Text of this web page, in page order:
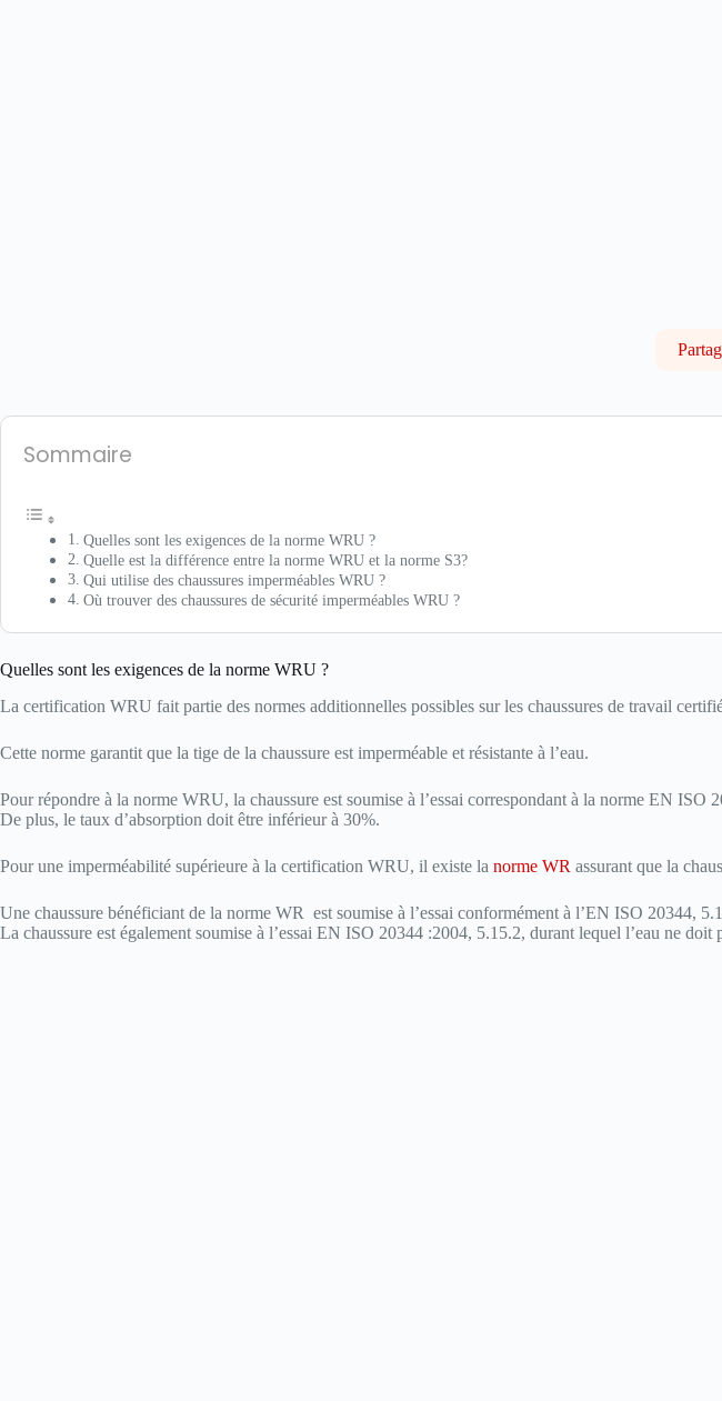
Sommaire
Quelles sont les exigences de la norme WRU ?
Quelle est la différence entre la norme WRU et la norme S3?
Qui utilise des chaussures imperméables WRU ?
Où trouver des chaussures de sécurité imperméables WRU ?
Quelles sont les exigences de la norme WRU ?
La certification WRU fait partie des normes additionnelles possibles sur les chaussures de travail
Cette norme garantit que la tige de la chaussure est imperméable et résistante à l’eau.
Pour répondre à la norme WRU, la chaussure est soumise à l’essai correspondant à la norme EN
De plus, le taux d’absorption doit être inférieur à 30%.
Pour une imperméabilité supérieure à la certification WRU, il existe la norme WR assurant que la
Une chaussure bénéficiant de la norme WR est soumise à l’essai conformément à l’EN ISO 20344,
La chaussure est également soumise à l’essai EN ISO 20344 :2004, 5.15.2, durant lequel l’eau ne doit